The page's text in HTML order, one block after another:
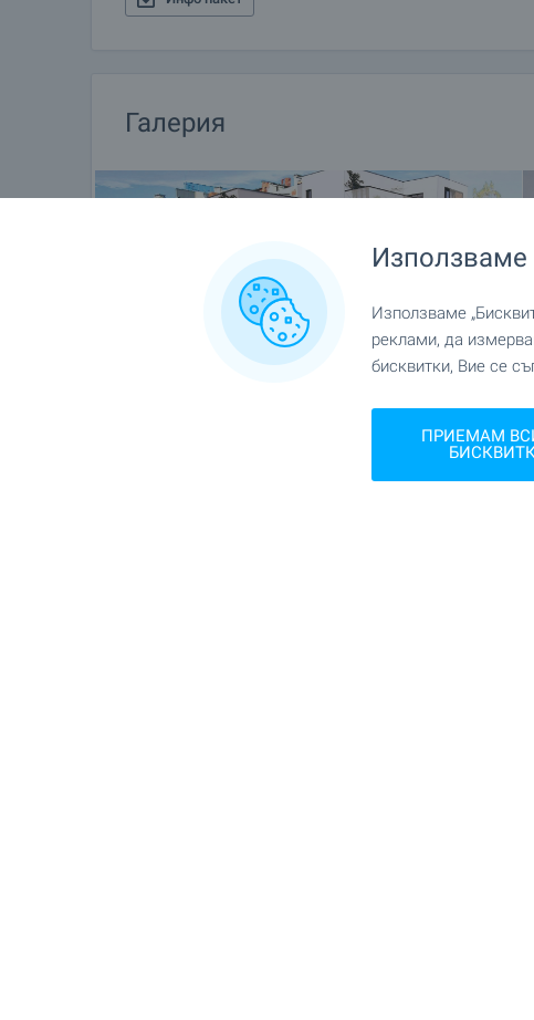
сключване на предварителен и окончателен
за подробна информация относно процедурата на
Допълнителни услуги и следпродажбено
осигурявайки ви допълнителни услуги по ваше
на новозакупения имот. Услугите, които можем да
недвижимо имущество, застраховка живот,
ремонтни дейности, обзавеждане, юридически и
Галерия
Използваме
Използваме
реклами, да
бисквитки, Вие се
ПРИЕМАМ